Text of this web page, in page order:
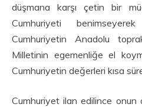
düşmana karşı çetin bir
Cumhuriyeti
Cumhuriyetin Anadolu
Milletinin egemenliğe el
Cumhuriyetin değerleri kısa
Cumhuriyet ilan edilince onun